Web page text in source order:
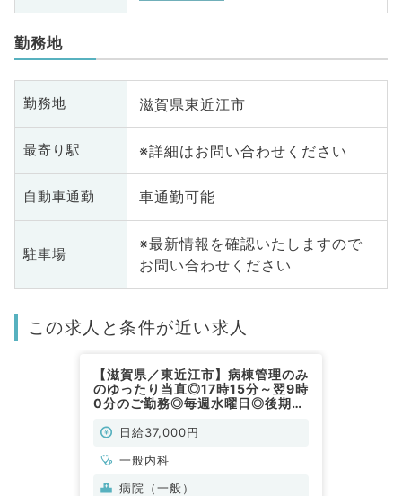
勤務地
勤務地 滋賀県東近江市
最寄り駅 ※詳細はお問い合わせください
自動車通勤 車通勤可能
駐車場
※最新情報を確認いたしますので
お問い合わせください
この求人と条件が近い求人
【滋賀県／東近江市】病棟管理のみ
のゆったり当直◎17時15分～翌9時
0分のご勤務◎毎週水曜日◎後期1
★マイカー通勤可能◎病院にて病
です（一般内科／非常勤）
日給37,000円
一般内科
病院（一般）